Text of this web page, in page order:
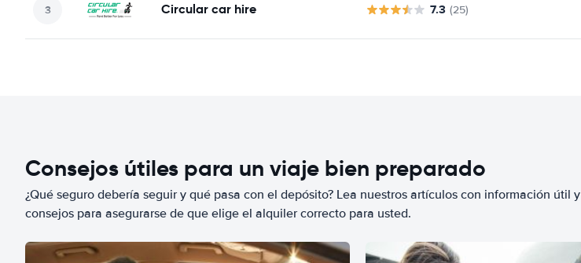
Circular car hire 7.3 (25)
Consejos útiles para un viaje bien preparado
¿Qué seguro debería seguir y qué pasa con el depósito? Lea nuestros artículos con información útil y
consejos para asegurarse de que elige el alquiler correcto para usted.